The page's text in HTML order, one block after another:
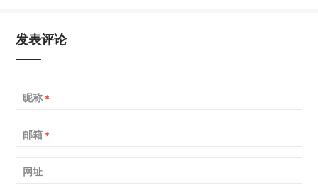
发表评论
昵称 *
邮箱 *
网址